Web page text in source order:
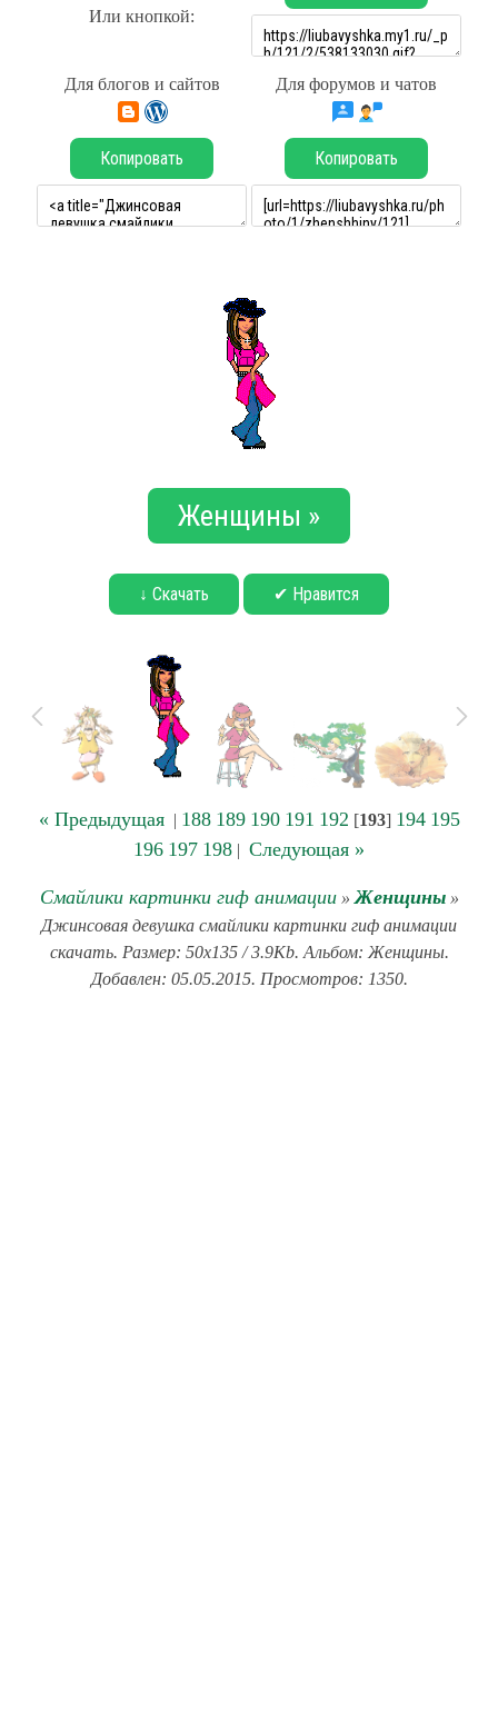
Или кнопкой:
Для блогов и сайтов Для форумов и чатов
Копировать Копировать
Женщины »
↓ Скачать ✔ Нравится
« Предыдущая| 188 189 190 191 192 [193] 194 195
196 197 198 | Следующая »
Смайлики картинки гиф анимации» Женщины»
Джинсовая девушка смайлики картинки гиф анимации
скачать. Размер: 50x135 / 3.9Kb. Альбом: Женщины.
Добавлен: 05.05.2015. Просмотров: 1350.